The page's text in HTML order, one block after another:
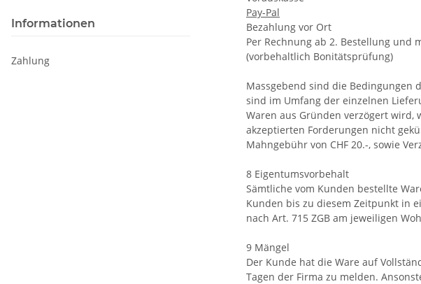
Pay-Pal
Bezahlung vor Ort
Per Rechnung ab 2. Bestellung und
(vorbehaltlich Bonitätsprüfung)
Massgebend sind die Bedingungen
sind im Umfang der einzelnen
Waren aus Gründen verzögert
akzeptierten Forderungen nicht
Mahngebühr von CHF 20.-, sowie
8 Eigentumsvorbehalt
Sämtliche vom Kunden bestellte
Kunden bis zu diesem Zeitpunkt in
nach Art. 715 ZGB am jeweiligen
9 Mängel
Der Kunde hat die Ware auf
Tagen der Firma zu melden.
Informationen
Zahlung